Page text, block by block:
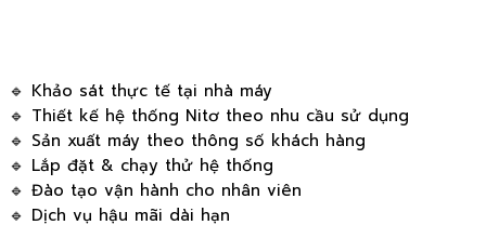
🔹 Khảo sát thực tế tại nhà máy
🔹 Thiết kế hệ thống Nitơ theo nhu cầu sử dụng
🔹 Sản xuất máy theo thông số khách hàng
🔹 Lắp đặt & chạy thử hệ thống
🔹 Đào tạo vận hành cho nhân viên
🔹 Dịch vụ hậu mãi dài hạn